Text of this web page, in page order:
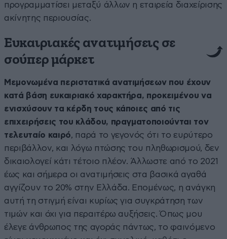
προγραμματίσει μεταξύ άλλων η εταιρεία διαχείρισης
ακίνητης περιουσίας.
Ευκαιριακές ανατιμήσεις σε
σούπερ μάρκετ
Μεμονωμένα περιστατικά ανατιμήσεων που έχουν
κατά βάση ευκαιριακό χαρακτήρα, προκειμένου να
ενισχύσουν τα κέρδη τους κάποιες από τις
επιχειρήσεις του κλάδου, πραγματοποιούνται τον
τελευταίο καιρό, παρά το γεγονός ότι το ευρύτερο
περιβάλλον, και λόγω πτώσης του πληθωρισμού, δεν
δικαιολογεί κάτι τέτοιο πλέον. Άλλωστε από το 2021
έως και σήμερα οι ανατιμήσεις στα βασικά αγαθά
αγγίζουν το 20% στην Ελλάδα. Επομένως, η ανάγκη
αυτή τη στιγμή είναι κυρίως για συγκράτηση των
τιμών και όχι για περαιτέρω αυξήσεις. Όπως μου
έλεγε άνθρωπος της αγοράς πάντως, το φαινόμενο